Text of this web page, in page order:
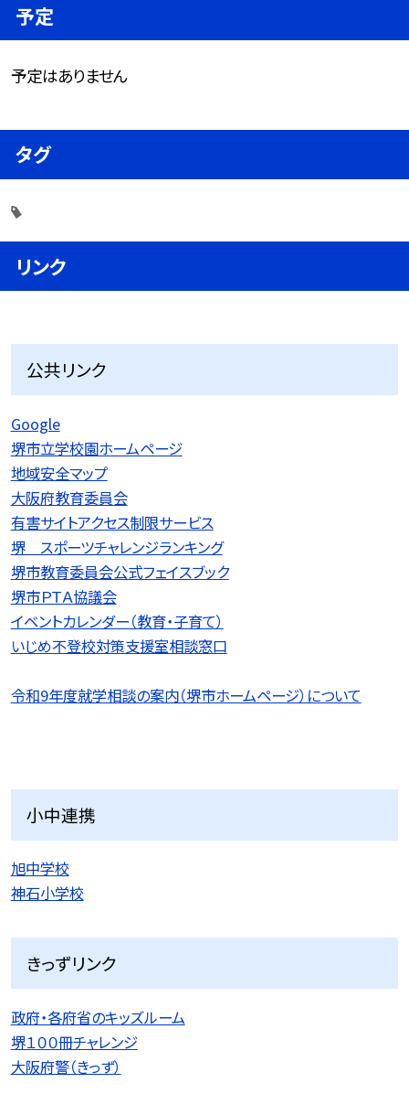
予定
予定はありません
タグ
リンク
公共リンク
Google
堺市立学校園ホームページ
地域安全マップ
大阪府教育委員会
有害サイトアクセス制限サービス
堺 スポーツチャレンジランキング
堺市教育委員会公式フェイスブック
堺市ＰＴＡ協議会
イベントカレンダー（教育・子育て）
いじめ不登校対策支援室相談窓口
令和9年度就学相談の案内（堺市ホームページ）について
小中連携
旭中学校
神石小学校
きっずリンク
政府・各府省のキッズルーム
堺１００冊チャレンジ
大阪府警（きっず）